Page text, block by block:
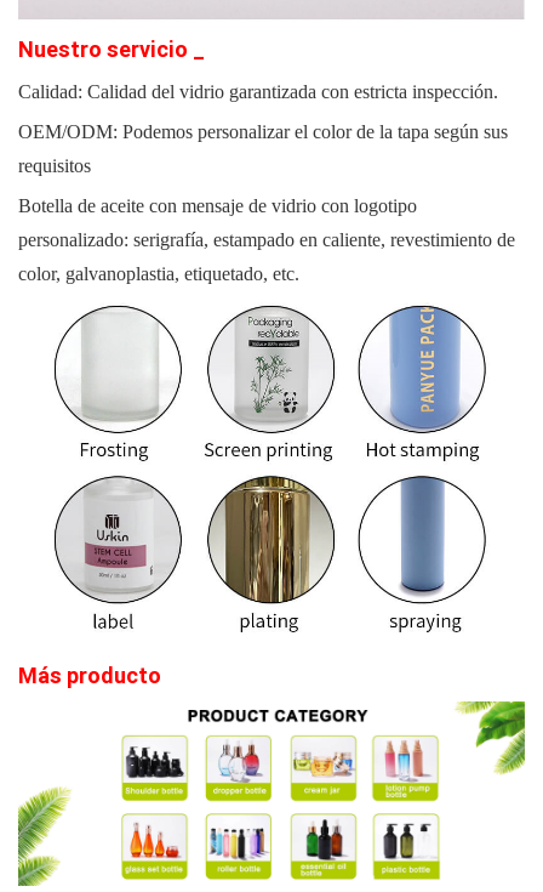
Nuestro servicio
Calidad: Calidad del vidrio garantizada con estricta inspección.
OEM/ODM: Podemos personalizar el color de la tapa según sus
requisitos
Botella de aceite con mensaje de vidrio con logotipo
personalizado: serigrafía, estampado en caliente, revestimiento de
color, galvanoplastia, etiquetado, etc.
Más producto